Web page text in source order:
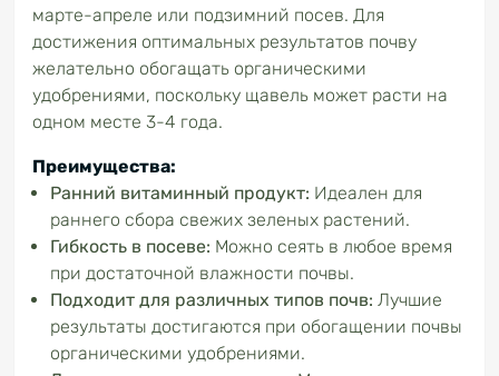
марте-апреле или подзимний посев. Для
достижения оптимальных результатов почву
желательно обогащать органическими
удобрениями, поскольку щавель может расти на
одном месте 3-4 года.
Преимущества:
Ранний витаминный продукт: Идеален для
раннего сбора свежих зеленых растений.
Гибкость в посеве: Можно сеять в любое время
при достаточной влажности почвы.
Подходит для различных типов почв: Лучшие
результаты достигаются при обогащении почвы
органическими удобрениями.